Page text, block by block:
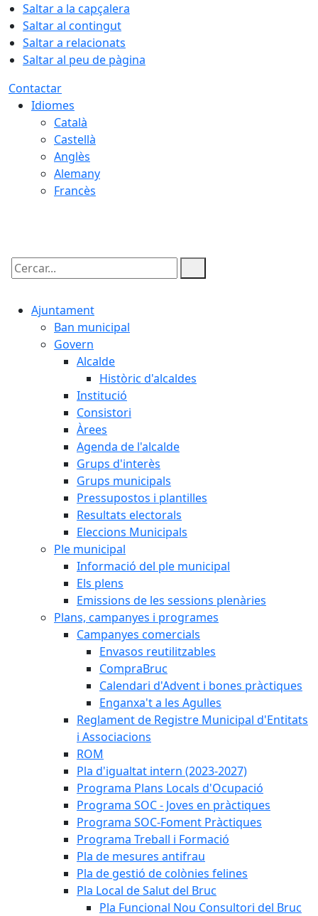
Saltar a la capçalera
Saltar al contingut
Saltar a relacionats
Saltar al peu de pàgina
Contactar
Idiomes
Català
Castellà
Anglès
Alemany
Francès
Cercar:
Ajuntament
Ban municipal
Govern
Alcalde
Històric d'alcaldes
Institució
Consistori
Àrees
Agenda de l'alcalde
Grups d'interès
Grups municipals
Pressupostos i plantilles
Resultats electorals
Eleccions Municipals
Ple municipal
Informació del ple municipal
Els plens
Emissions de les sessions plenàries
Plans, campanyes i programes
Campanyes comercials
Envasos reutilitzables
CompraBruc
Calendari d'Advent i bones pràctiques
Enganxa't a les Agulles
Reglament de Registre Municipal d'Entitats
i Associacions
ROM
Pla d'igualtat intern (2023-2027)
Programa Plans Locals d'Ocupació
Programa SOC - Joves en pràctiques
Programa SOC-Foment Pràctiques
Programa Treball i Formació
Pla de mesures antifrau
Pla de gestió de colònies felines
Pla Local de Salut del Bruc
Pla Funcional Nou Consultori del Bruc